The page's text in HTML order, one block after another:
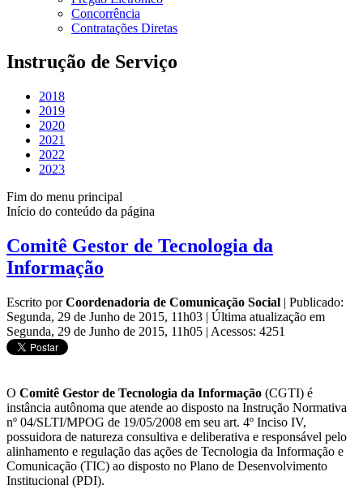
Concorrência
Contratações Diretas
Instrução de Serviço
2018
2019
2020
2021
2022
2023
Fim do menu principal
Início do conteúdo da página
Comitê Gestor de Tecnologia da
Informação
Escrito porCoordenadoria de Comunicação Social | Publicado:
Segunda, 29 de Junho de 2015, 11h03 | Última atualização em
Segunda, 29 de Junho de 2015, 11h05 | Acessos: 4251
O Comitê Gestor de Tecnologia da Informação (CGTI) é
instância autônoma que atende ao disposto na Instrução Normativa
nº 04/SLTI/MPOG de 19/05/2008 em seu art. 4º Inciso IV,
possuidora de natureza consultiva e deliberativa e responsável pelo
alinhamento e regulação das ações de Tecnologia da Informação e
Comunicação (TIC) ao disposto no Plano de Desenvolvimento
Institucional (PDI).